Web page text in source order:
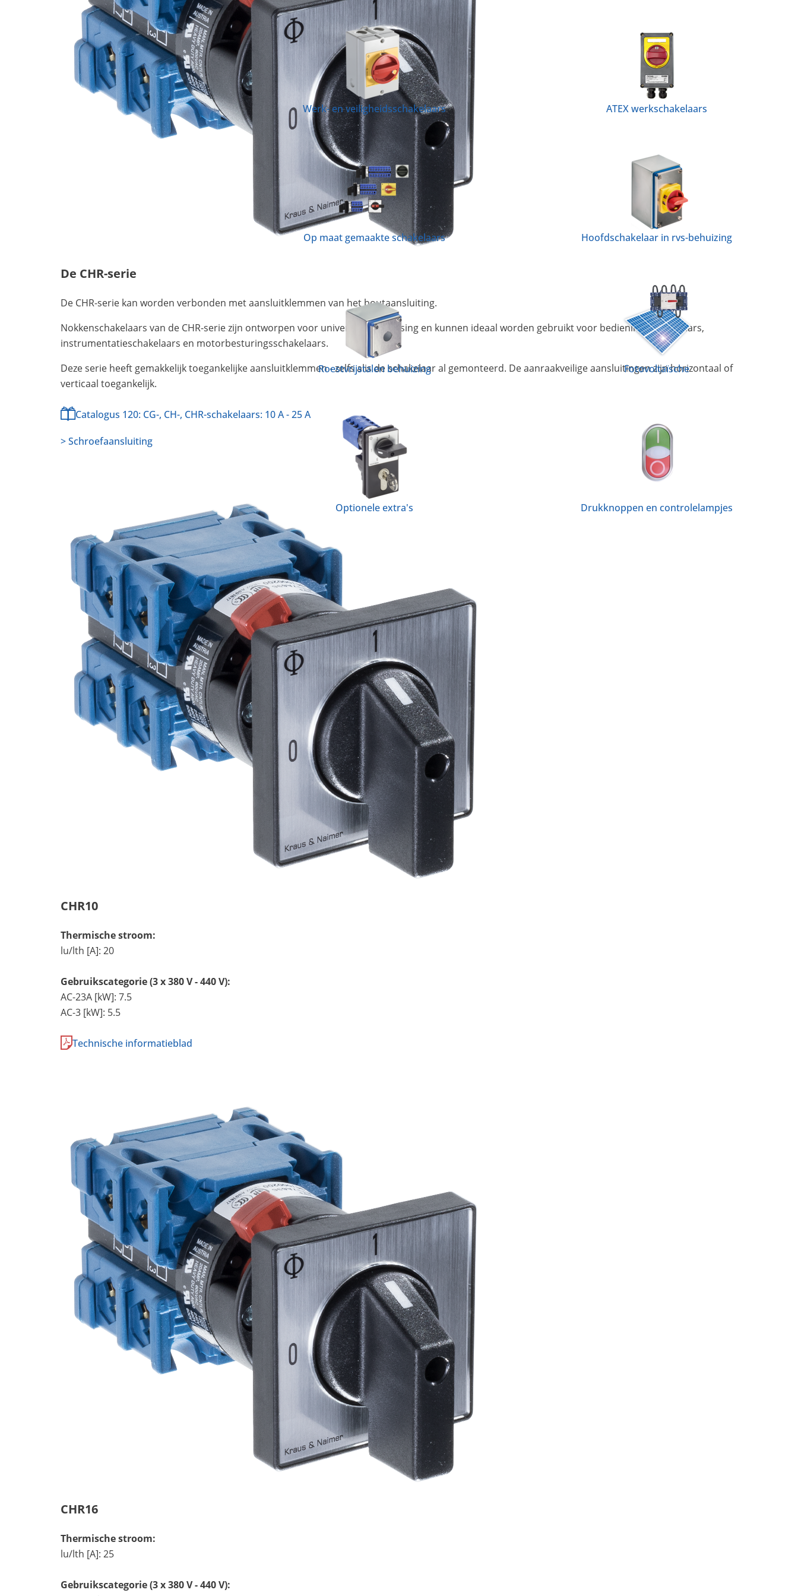
Werk- en veiligheidsschakelaars ATEX werkschakelaars
Op maat gemaakte schakelaars Hoofdschakelaar in rvs-behuizing
Roestvrijstalen behuizing Fotovoltaïsche
Optionele extra's Drukknoppen en controlelampjes
De CHR-serie
De CHR-serie kan worden verbonden met aansluitklemmen van het boutaansluiting.
Nokkenschakelaars van de CHR-serie zijn ontworpen voor universele toepassing en kunnen ideaal worden gebruikt voor bedieningsschakelaars,
instrumentatieschakelaars en motorbesturingsschakelaars.
Deze serie heeft gemakkelijk toegankelijke aansluitklemmen - zelfs alis de schakelaar al gemonteerd. De aanraakveilige aansluitingen zijn horizontaal of
verticaal toegankelijk.
Catalogus 120: CG-, CH-, CHR-schakelaars: 10 A - 25 A
> Schroefaansluiting
CHR10
Thermische stroom:
lu/lth [A]: 20
Gebruikscategorie (3 x 380 V - 440 V):
AC-23A [kW]: 7.5
AC-3 [kW]: 5.5
Technische informatieblad
CHR16
Thermische stroom:
lu/lth [A]: 25
Gebruikscategorie (3 x 380 V - 440 V):